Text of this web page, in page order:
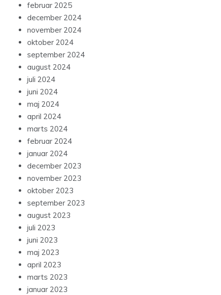
februar 2025
december 2024
november 2024
oktober 2024
september 2024
august 2024
juli 2024
juni 2024
maj 2024
april 2024
marts 2024
februar 2024
januar 2024
december 2023
november 2023
oktober 2023
september 2023
august 2023
juli 2023
juni 2023
maj 2023
april 2023
marts 2023
januar 2023